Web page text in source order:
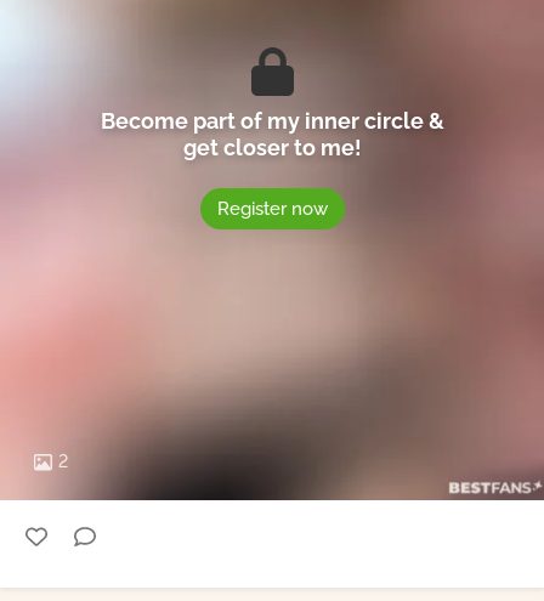
2
Become part of my inner circle &
get closer to me!
Register now